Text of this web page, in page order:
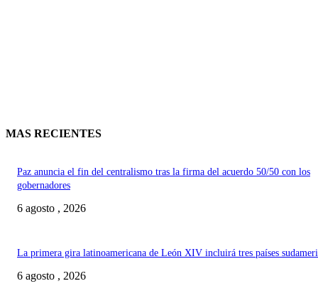
MAS RECIENTES
Paz anuncia el fin del centralismo tras la firma del acuerdo 50/50 con los
gobernadores
6 agosto , 2026
La primera gira latinoamericana de León XIV incluirá tres países
6 agosto , 2026